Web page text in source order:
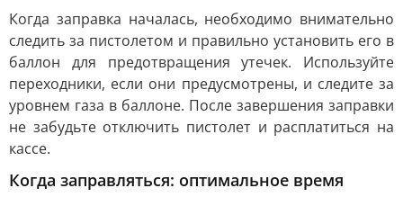
Когда заправка началась, необходимо внимательно
следить за пистолетом и правильно установить его в
баллон для предотвращения утечек. Используйте
переходники, если они предусмотрены, и следите за
уровнем газа в баллоне. После завершения заправки
не забудьте отключить пистолет и расплатиться на
кассе.
Когда заправляться: оптимальное время